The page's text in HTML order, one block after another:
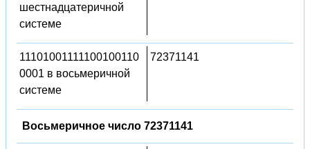
шестнадцатеричной
системе
11101001111100100110
0001 в восьмеричной
системе
72371141
Восьмеричное число 72371141